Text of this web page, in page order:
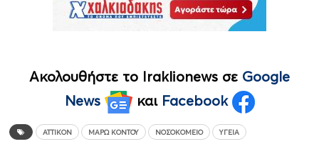
Ακολουθήστε το Iraklionews σε Google
News
και Facebook
ΑΤΤΙΚΌΝ ΜΆΡΩ ΚΟΝΤΟΎ ΝΟΣΟΚΟΜΕΊΟ ΥΓΕΊΑ